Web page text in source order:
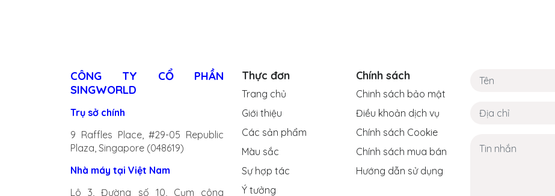
CÔNG TY CỔ PHẦN
SINGWORLD
Trụ sở chính
9 Raffles Place, #29-05 Republic
Plaza, Singapore (048619)
Nhà máy tại Việt Nam
Lô 3, Đường số 10, Cụm công
Thực đơn
Trang chủ
Giới thiệu
Các sản phẩm
Màu sắc
Sự hợp tác
Ý tưởng
Chính sách
Chinh sách bảo mật
Điều khoản dịch vụ
Chính sách Cookie
Chính sách mua bán
Hướng dẫn sử dụng